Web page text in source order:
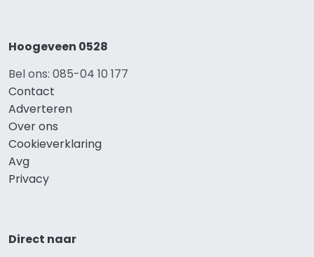
Hoogeveen 0528
Bel ons: 085-04 10 177
Contact
Adverteren
Over ons
Cookieverklaring
Avg
Privacy
Direct naar